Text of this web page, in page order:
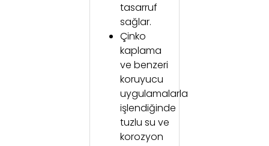
tasarruf
sağlar.
Çinko
kaplama
ve benzeri
koruyucu
uygulamalarla
işlendiğinde
tuzlu su ve
korozyon